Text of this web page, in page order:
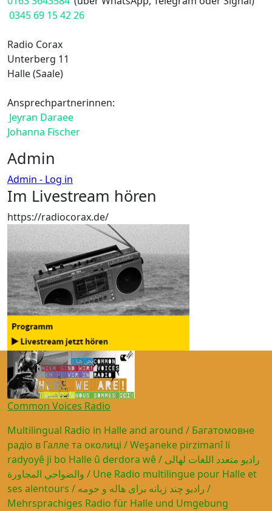
0345 69 15 42 26
Radio Corax
Unterberg 11
Halle (Saale)
Ansprechpartnerinnen:
Jeyran Daraee
Johanna Fischer
Admin
Admin - Log in
Im Livestream hören
https://radiocorax.de/
Common Voices Radio
Multilingual Radio in Halle and around / Багатомовне
радіо в Галле та околиці / Weşaneke pirzimanî li
radyoyê ji bo Halle û derdora wê / راديو متعدد اللغات لهالى
والضواحي المجاورة / Une Radio multilingue pour Halle et
ses alentours / رادیو چند زبانه برای هاله و حومه /
Mehrsprachiges Radio für Halle und Umgebung